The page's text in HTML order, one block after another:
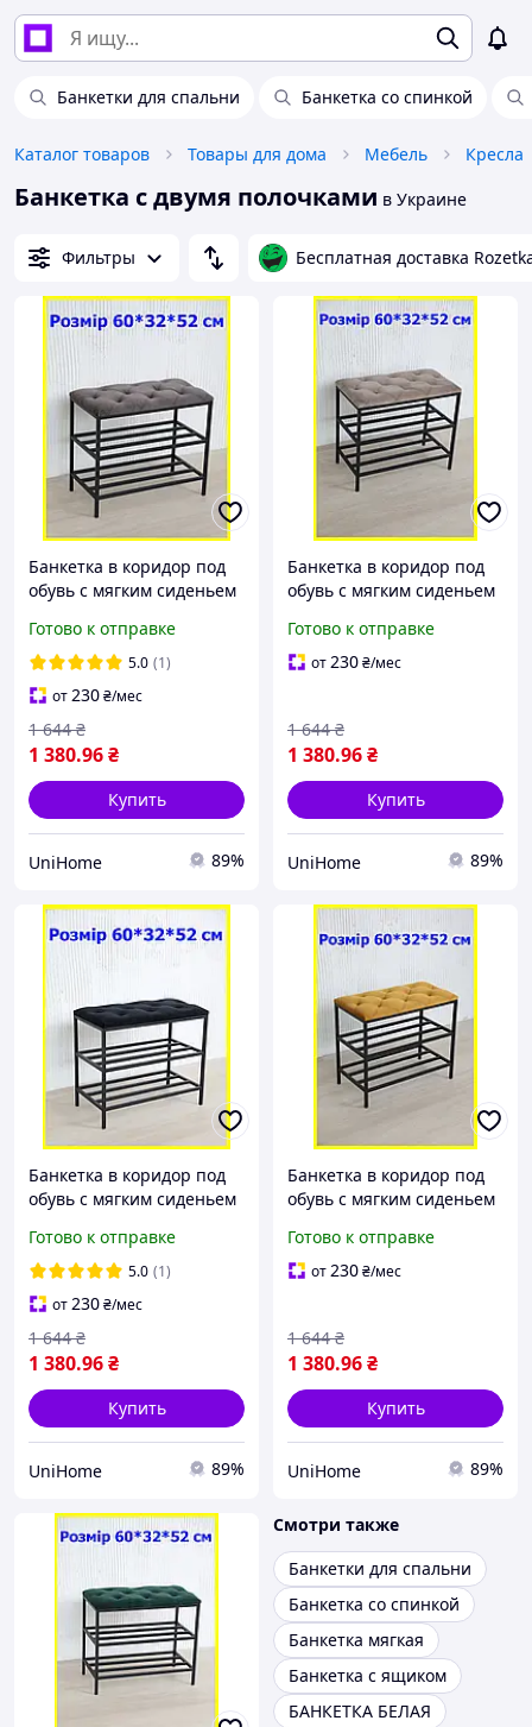
Банкетки для спальни Банкетка со спинкой
Каталог товаров Товары для дома Мебель Кресла
Банкетка с двумя полочками в Украине
Фильтры Бесплатная доставка
Банкетка в коридор под
обувь с мягким сиденьем
60*32*52 см темно-серая,
полка для обуви
Готово к отправке
5.0 (1)
от230₴/мес
1 380.96₴
1 644 ₴
Купить
UniHome 89%
Банкетка в коридор под
обувь с мягким сиденьем
60*32*52 см бежевая,
полка для обуви
Готово к отправке
от230₴/мес
1 380.96₴
1 644 ₴
Купить
UniHome 89%
Банкетка в коридор под
обувь с мягким сиденьем
60*32*52 см черная,
полка для обуви
Готово к отправке
5.0 (1)
от230₴/мес
1 380.96₴
1 644 ₴
Купить
UniHome 89%
Банкетка в коридор под
обувь с мягким сиденьем
60*32*52 см горчичная,
полка для обуви
Готово к отправке
от230₴/мес
1 380.96₴
1 644 ₴
Купить
UniHome 89%
Смотри также
Банкетки для спальни
Банкетка со спинкой
Банкетка мягкая
Банкетка с ящиком
БАНКЕТКА БЕЛАЯ